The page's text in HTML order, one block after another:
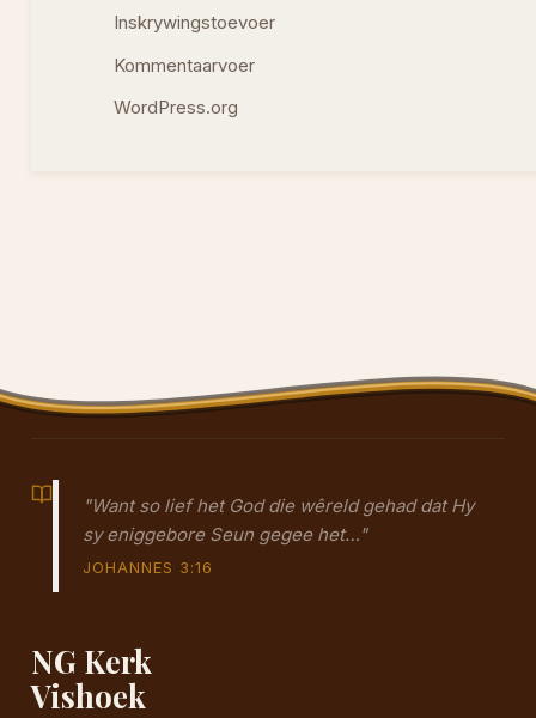
Inskrywingstoevoer
Kommentaarvoer
WordPress.org
"Want so lief het God die wêreld gehad dat Hy
sy eniggebore Seun gegee het…"
JOHANNES 3:16
NG Kerk
Vishoek